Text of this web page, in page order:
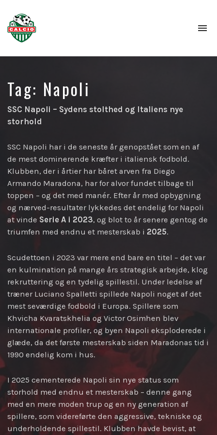
Tag: Napoli
SSC Napoli – Sydens stolthed og Italiens nye
storhold
SSC Napoli har i de seneste år genopstået som en af
de mest dominerende kræfter i italiensk fodbold.
Klubben, der i årtier har båret arven fra Diego
Armando Maradona, har for alvor fundet tilbage til
toppen – og det med manér. Efter år med opbygning
og nærved-resultater lykkedes det endelig for Napoli
at vinde Serie A i 2023, og blot to år senere gentog de
triumfen med endnu et mesterskab i 2025.
Scudettoen i 2023 var mere end bare en titel – det var
en kulmination på mange års strategisk arbejde, klog
rekruttering og en tydelig spillestil. Under ledelse af
træner Luciano Spalletti spillede Napoli noget af det
mest seværdige fodbold i Europa. Spillere som
Khvicha Kvaratskhelia og Victor Osimhen blev
internationale profiler, og byen Napoli eksploderede i
glæde, da det første mesterskab siden Maradonas tid i
1990 endelig kom i hus.
I 2025 cementerede Napoli sin nye status som
storhold med endnu et mesterskab – denne gang
med en mere moden trup og en ny generation af
spillere, som videreførte den aggressive, tekniske og
underholdende spillestil. Klubben havde bevist, at